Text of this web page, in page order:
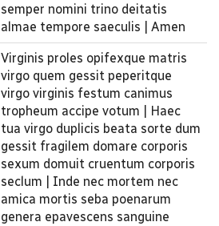
semper nomini trino deitatis
almae tempore saeculis | Amen
Virginis proles opifexque matris
virgo quem gessit peperitque
virgo virginis festum canimus
tropheum accipe votum | Haec
tua virgo duplicis beata sorte dum
gessit fragilem domare corporis
sexum domuit cruentum corporis
seclum | Inde nec mortem nec
amica mortis seba poenarum
genera epavescens sanguine